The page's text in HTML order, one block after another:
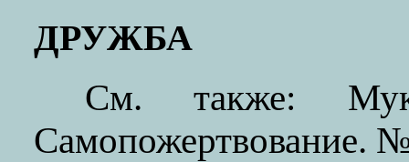
ДРУЖБА
См. также:
Самопожертвование.